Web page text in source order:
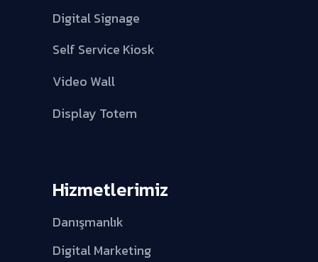
Digital Signage
Self Service Kiosk
Video Wall
Display Totem
Hizmetlerimiz
Danışmanlık
Digital Marketing